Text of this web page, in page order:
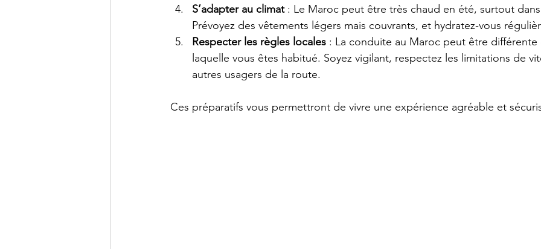
S’adapter au climat : Le Maroc peut être très chaud en été, surtout
Prévoyez des vêtements légers mais couvrants, et hydratez-vous
Respecter les règles locales : La conduite au Maroc peut être
laquelle vous êtes habitué. Soyez vigilant, respectez les limitations de
autres usagers de la route.
Ces préparatifs vous permettront de vivre une expérience agréable et